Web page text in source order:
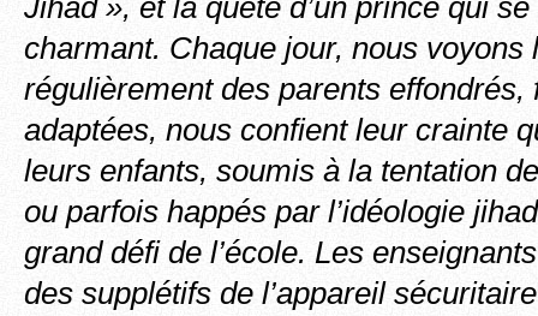
Jihad », et la quête d’un prince qui
charmant. Chaque jour, nous voyons
régulièrement des parents effondrés,
adaptées, nous confient leur crainte
leurs enfants, soumis à la tentation
ou parfois happés par l’idéologie
grand défi de l’école. Les
des supplétifs de l’appareil